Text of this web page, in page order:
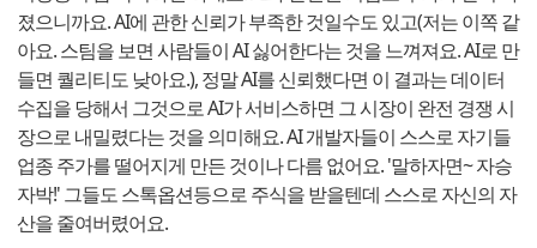
졌으니까요. AI에 관한 신뢰가 부족한 것일수도 있고(저는 이쪽 같
아요. 스팀을 보면 사람들이 AI 싫어한다는 것을 느껴져요. AI로 만
들면 퀄리티도 낮아요.), 정말 AI를 신뢰했다면 이 결과는 데이터
수집을 당해서 그것으로 AI가 서비스하면 그 시장이 완전 경쟁 시
장으로 내밀렸다는 것을 의미해요. AI 개발자들이 스스로 자기들
업종 주가를 떨어지게 만든 것이나 다름 없어요. '말하자면~ 자승
자박!' 그들도 스톡옵션등으로 주식을 받을텐데 스스로 자신의 자
산을 줄여버렸어요.